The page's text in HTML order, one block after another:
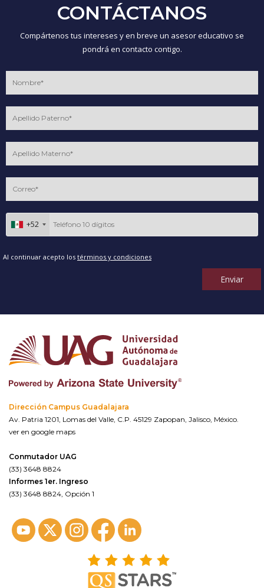
CONTÁCTANOS
Compártenos tus intereses y en breve un asesor educativo se
pondrá en contacto contigo.
+52
Al continuar acepto los términos y condiciones
Enviar
Dirección Campus Guadalajara
Av. Patria 1201, Lomas del Valle, C.P. 45129 Zapopan, Jalisco, México.
ver en google maps
Conmutador UAG
(33) 3648 8824
Informes 1er. Ingreso
(33) 3648 8824, Opción 1